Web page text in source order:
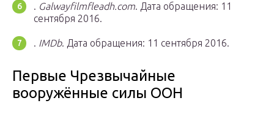
. Galwayfilmfleadh.com. Дата обращения: 11
сентября 2016.
. IMDb. Дата обращения: 11 сентября 2016.
Первые Чрезвычайные
вооружённые силы ООН